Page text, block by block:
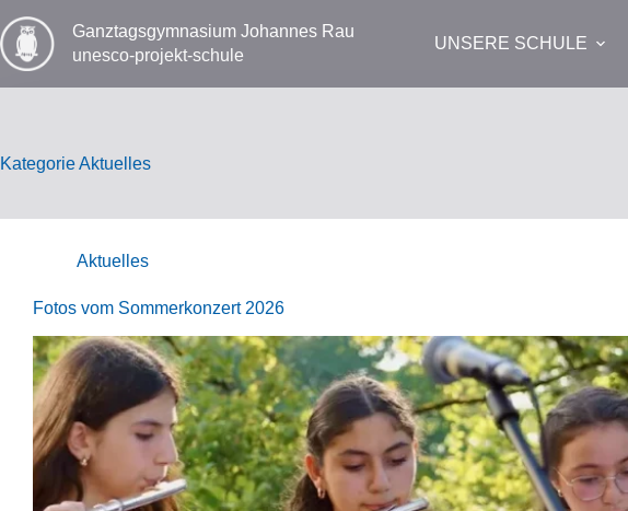
Inhalt
springen
Ganztags­gymnasium Johannes Rau
unesco-projekt-schule
UNSERE SCHULE
KategorieAktuelles
Aktuelles
Fotos vom Sommerkonzert 2026